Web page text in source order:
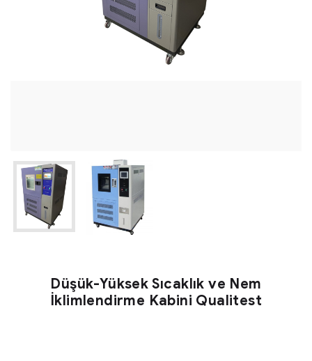
Düşük-Yüksek Sıcaklık ve Nem
İklimlendirme Kabini Qualitest